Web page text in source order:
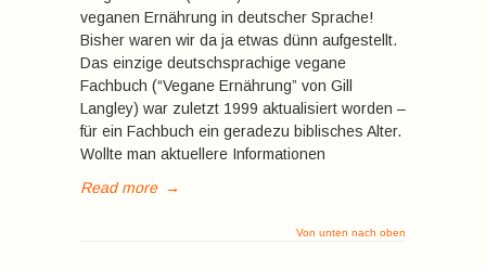
veganen Ernährung in deutscher Sprache!
Bisher waren wir da ja etwas dünn aufgestellt.
Das einzige deutschsprachige vegane
Fachbuch (“Vegane Ernährung” von Gill
Langley) war zuletzt 1999 aktualisiert worden –
für ein Fachbuch ein geradezu biblisches Alter.
Wollte man aktuellere Informationen
Read more →
Von unten nach oben